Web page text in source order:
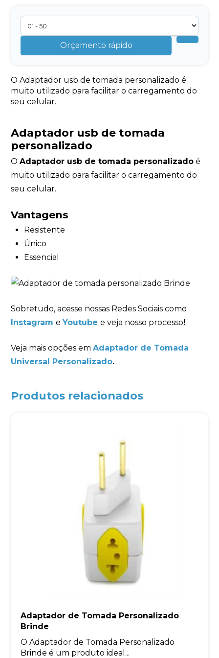
Orçamento rápido
O Adaptador usb de tomada personalizado é
muito utilizado para facilitar o carregamento do
seu celular.
Adaptador usb de tomada
personalizado
OAdaptador usb de tomada personalizado é
muito utilizado para facilitar o carregamento do
seu celular.
Vantagens
Resistente
Único
Essencial
Sobretudo, acesse nossas Redes Sociais como
Instagram eYoutube e veja nosso processo!
Veja mais opções emAdaptador de Tomada
Universal Personalizado.
Produtos relacionados
Adaptador de Tomada Personalizado
Brinde
O Adaptador de Tomada Personalizado
Brinde é um produto ideal...